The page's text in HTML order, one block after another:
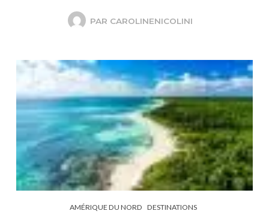
PAR CAROLINENICOLINI
AMÉRIQUE DU NORD DESTINATIONS